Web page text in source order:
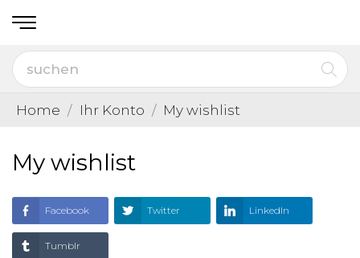
Home Ihr Konto My wishlist
My wishlist
Facebook Twitter LinkedIn
Tumblr